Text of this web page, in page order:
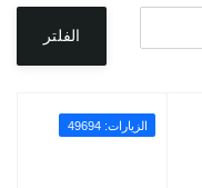
الفلتر
الزيارات: 49694